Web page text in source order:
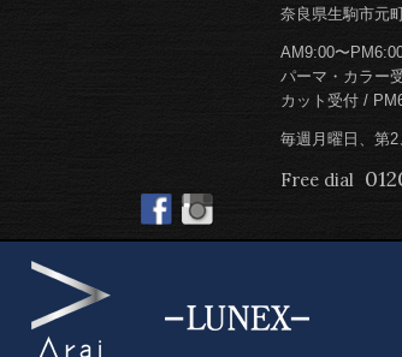
奈良県生駒市元
AM9:00〜
パーマ・カラー
カット受付 /
毎週月曜日、第2
Free dial